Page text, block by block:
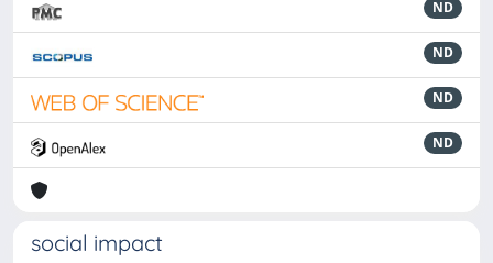
ND
ND
ND
ND
social impact